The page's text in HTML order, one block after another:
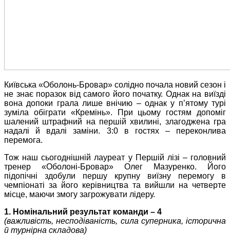
Київська «Оболонь-Бровар» солідно почала новий сезон і
не знає поразок від самого його початку. Однак на виїзді
вона допоки грала лише внічию – однак у п’ятому турі
зуміла обіграти «Кремінь». При цьому гостям допоміг
шалений штрафний на першій хвилині, злагоджена гра
надалі й вдалі заміни. 3:0 в гостях – переконлива
перемога.
Тож наш сьогоднішній лауреат у Першій лізі – головний
тренер «Оболоні-Бровар» Олег Мазуренко. Його
підопічні здобули першу крупну виїзну перемогу в
чемпіонаті за його керівництва та вийшли на четверте
місце, маючи змогу загрожувати лідеру.
1. Номінальний результат команди – 4
(важливість, несподіваність, сила суперника, історична
й турнірна складова)